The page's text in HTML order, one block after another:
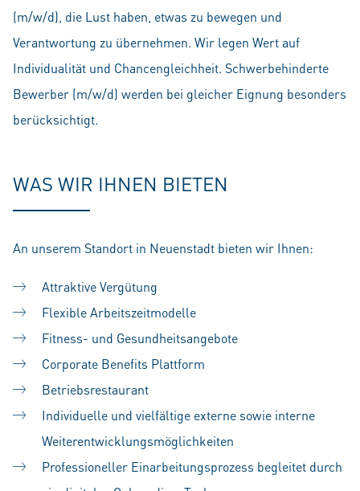
(m/w/d), die Lust haben, etwas zu bewegen und
Verantwortung zu übernehmen. Wir legen Wert auf
Individualität und Chancengleichheit. Schwerbehinderte
Bewerber (m/w/d) werden bei gleicher Eignung besonders
berücksichtigt.
WAS WIR IHNEN BIETEN
An unserem Standort in Neuenstadt bieten wir Ihnen:
Attraktive Vergütung
Flexible Arbeitszeitmodelle
Fitness- und Gesundheitsangebote
Corporate Benefits Plattform
Betriebsrestaurant
Individuelle und vielfältige externe sowie interne
Weiterentwicklungsmöglichkeiten
Professioneller Einarbeitungsprozess begleitet durch